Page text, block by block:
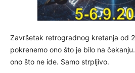
Završetak retrogradnog kretanja od
pokrenemo ono što je bilo na
ono što ne ide. Samo strpljivo.